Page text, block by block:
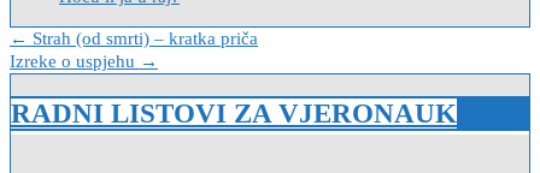
Navigacija
objava
← Strah (od smrti) – kratka priča
Izreke o uspjehu →
RADNI LISTOVI ZA VJERONAUK